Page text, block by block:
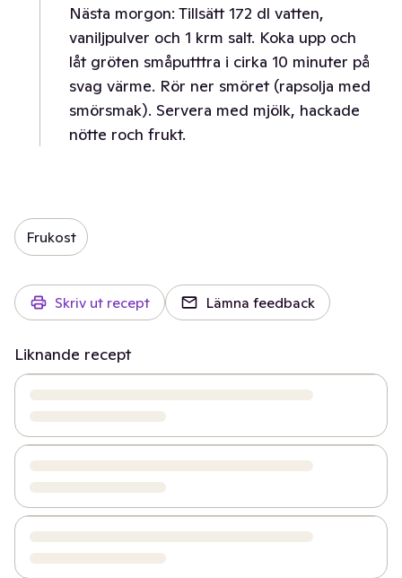
Nästa morgon: Tillsätt 172 dl vatten,
vaniljpulver och 1 krm salt. Koka upp och
låt gröten småputttra i cirka 10 minuter på
svag värme. Rör ner smöret (rapsolja med
smörsmak). Servera med mjölk, hackade
nötte roch frukt.
Frukost
Skriv ut recept Lämna feedback
Liknande recept